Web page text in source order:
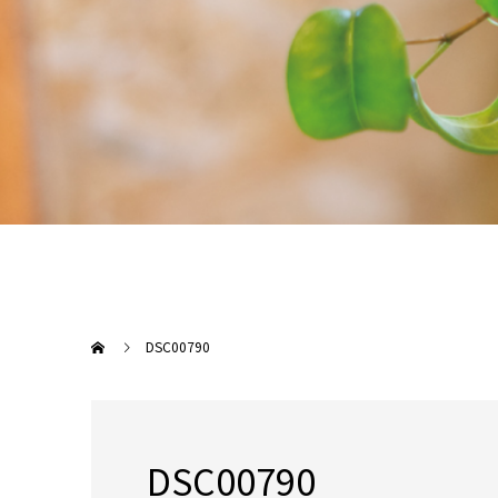
DSC00790
DSC00790